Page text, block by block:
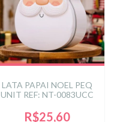
LATA PAPAI NOEL PEQ
UNIT REF: NT-0083UCC
R$25,60